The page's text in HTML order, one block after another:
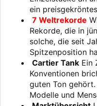
ein
7 Weltrekorde
Rekorde, die in
solche, die seit
Spitzenposition
Cartier Tank Ein
Konventionen
guten Ton
Modelle und